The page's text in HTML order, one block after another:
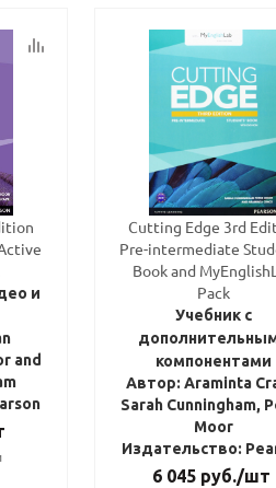
и
and
Cutting Edge 3rd
Pre-intermediate
Book and
Pack
Учебник с
компонентами
Автор: Araminta
Sarah Cunningham,
Moor
Издательство:
6 045 руб./шт
политикой
политикой